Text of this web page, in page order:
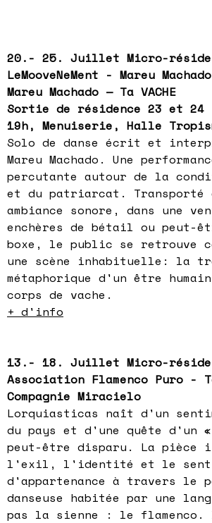
20.- 25. Juillet Micro-
LeMooveNeMent - Mareu Machado
Mareu Machado — Ta VACHE
Sortie de résidence 23 et
19h, Menuiserie, Halle
Solo de danse écrit et
Mareu Machado. Une
percutante autour de la
et du patriarcat. Transporté
ambiance sonore, dans une
enchères de bétail ou peut-
boxe, le public se retrouve
une scène inhabituelle: la
métaphorique d'un être
corps de vache.
+ d'info
13.- 18. Juillet Micro-
Association Flamenco Puro -
Compagnie Miracielo
Lorquiasticas naît d'un
du pays et d'une quête d'un
peut-être disparu. La pièce
l'exil, l'identité et le
d'appartenance à travers le
danseuse habitée par une
pas la sienne : le flamenco.